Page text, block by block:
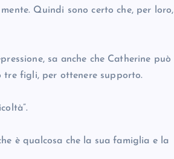
Quindi sono certo che, per loro,
sa anche che Catherine può
tre figli, per ottenere supporto.
è qualcosa che la sua famiglia e la